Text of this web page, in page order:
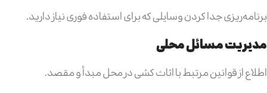
برنامه‌ریزی جدا کردن وسایلی که برای استفاده فوری نیاز دارید.
مدیریت مسائل محلی
اطلاع از قوانین مرتبط با اثاث کشی در محل مبدأ و مقصد.